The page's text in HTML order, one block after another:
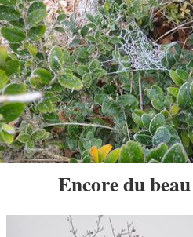
Encore du beau